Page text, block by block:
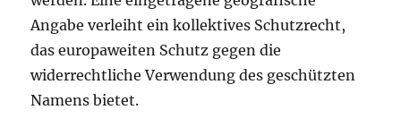
Angabe verleiht ein kollektives Schutzrecht,
das europaweiten Schutz gegen die
widerrechtliche Verwendung des geschützten
Namens bietet.